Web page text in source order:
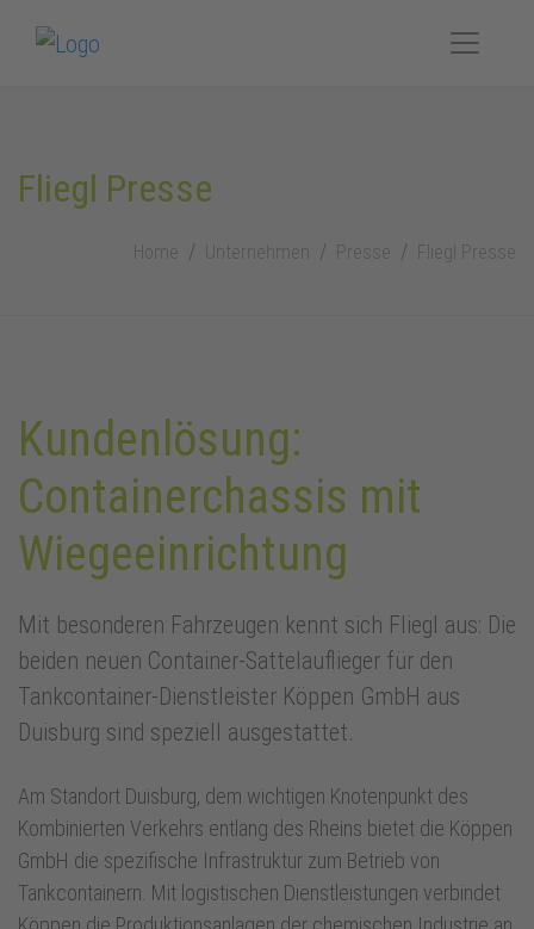
Fliegl Presse
Home Unternehmen Presse Fliegl Presse
Kundenlösung:
Containerchassis mit
Wiegeeinrichtung
Mit besonderen Fahrzeugen kennt sich Fliegl aus: Die
beiden neuen Container-Sattelauflieger für den
Tankcontainer-Dienstleister Köppen GmbH aus
Duisburg sind speziell ausgestattet.
Am Standort Duisburg, dem wichtigen Knotenpunkt des
Kombinierten Verkehrs entlang des Rheins bietet die Köppen
GmbH die spezifische Infrastruktur zum Betrieb von
Tankcontainern. Mit logistischen Dienstleistungen verbindet